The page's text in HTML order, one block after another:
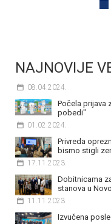
NAJNOVIJE
08.04.2024.
Počela prijava
pobedi"
01.02.2024.
Privreda
bismo stigli
17.11.2023.
Dobitnicama
stanova u
11.11.2023.
Izvučena